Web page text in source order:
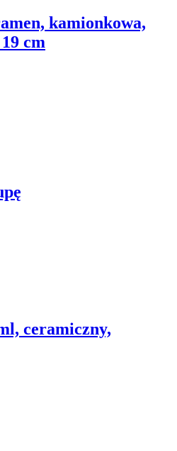
kamionkowa,
cm
ceramiczny,